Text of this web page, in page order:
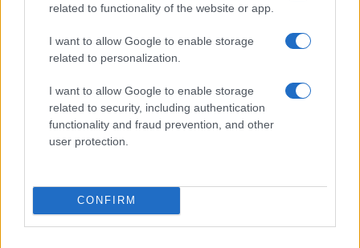
related to functionality of the website or app.
I want to allow Google to enable storage
related to personalization.
I want to allow Google to enable storage
related to security, including authentication
functionality and fraud prevention, and other
user protection.
CONFIRM
Canne, pastasciutta antifà e indottrinamento: la
rivoluzione dei giovani viziati che giocano al
comunismo con i soldi degli altri
Max Del Papa
9 Agosto 2026, 8:52
3.5k